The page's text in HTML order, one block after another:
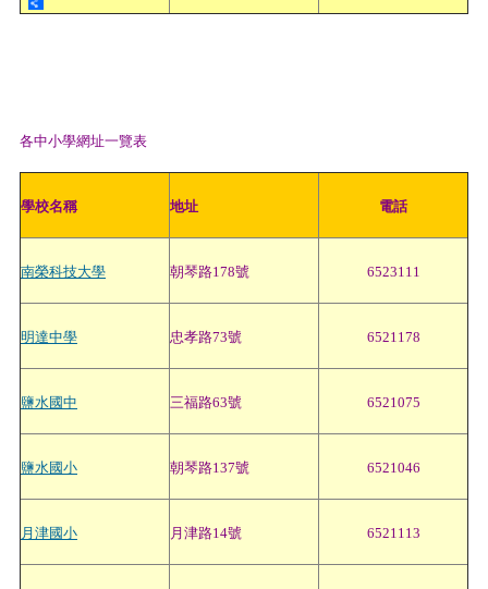
各中小學網址一覽表
學校名稱 地址 電話
南榮科技大學 朝琴路178號 6523111
明達中學 忠孝路73號 6521178
鹽水國中 三福路63號 6521075
鹽水國小 朝琴路137號 6521046
月津國小 月津路14號 6521113